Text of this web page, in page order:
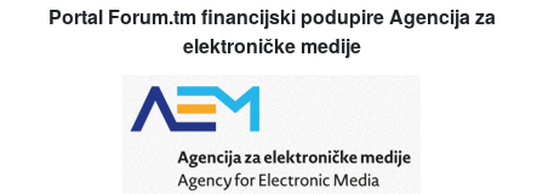
Portal Forum.tm financijski podupire Agencija za
elektroničke medije